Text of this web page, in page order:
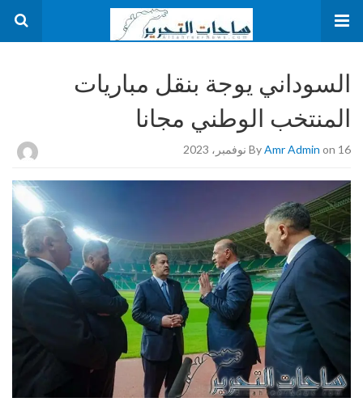
السوداني يوجة بنقل مباريات
المنتخب الوطني مجانا
ByAmr Admin on 16 نوفمبر، 2023